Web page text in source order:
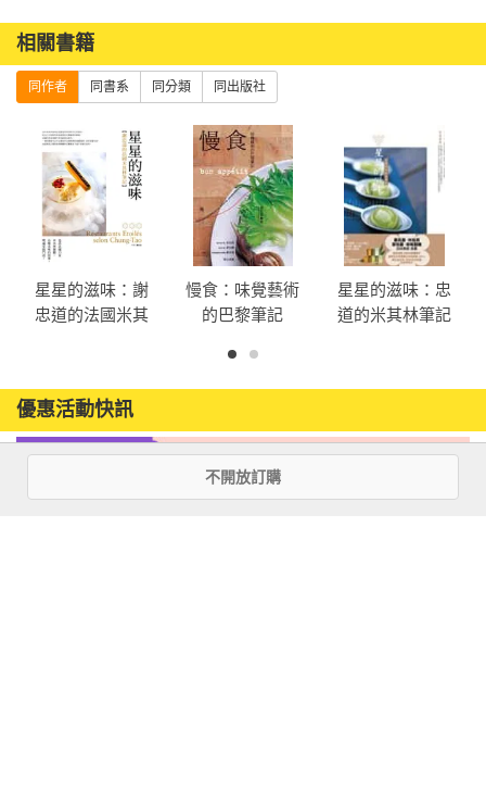
的食物探險精神。
每一篇飲食行腳，都附上餐廳推薦名單，有利讀者按圖索驥。
相關書籍
同作者 同書系 同分類 同出版社
星星的滋味：謝
忠道的法國米其
慢食：味覺藝術
的巴黎筆記
星星的滋味：忠
道的米其林筆記
優惠活動快訊
不開放訂購